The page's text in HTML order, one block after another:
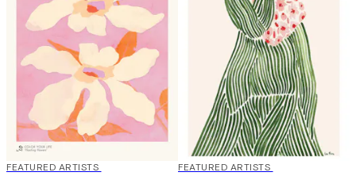
40%*
FEATURED ARTISTS 40%*
FEATURED ARTISTS